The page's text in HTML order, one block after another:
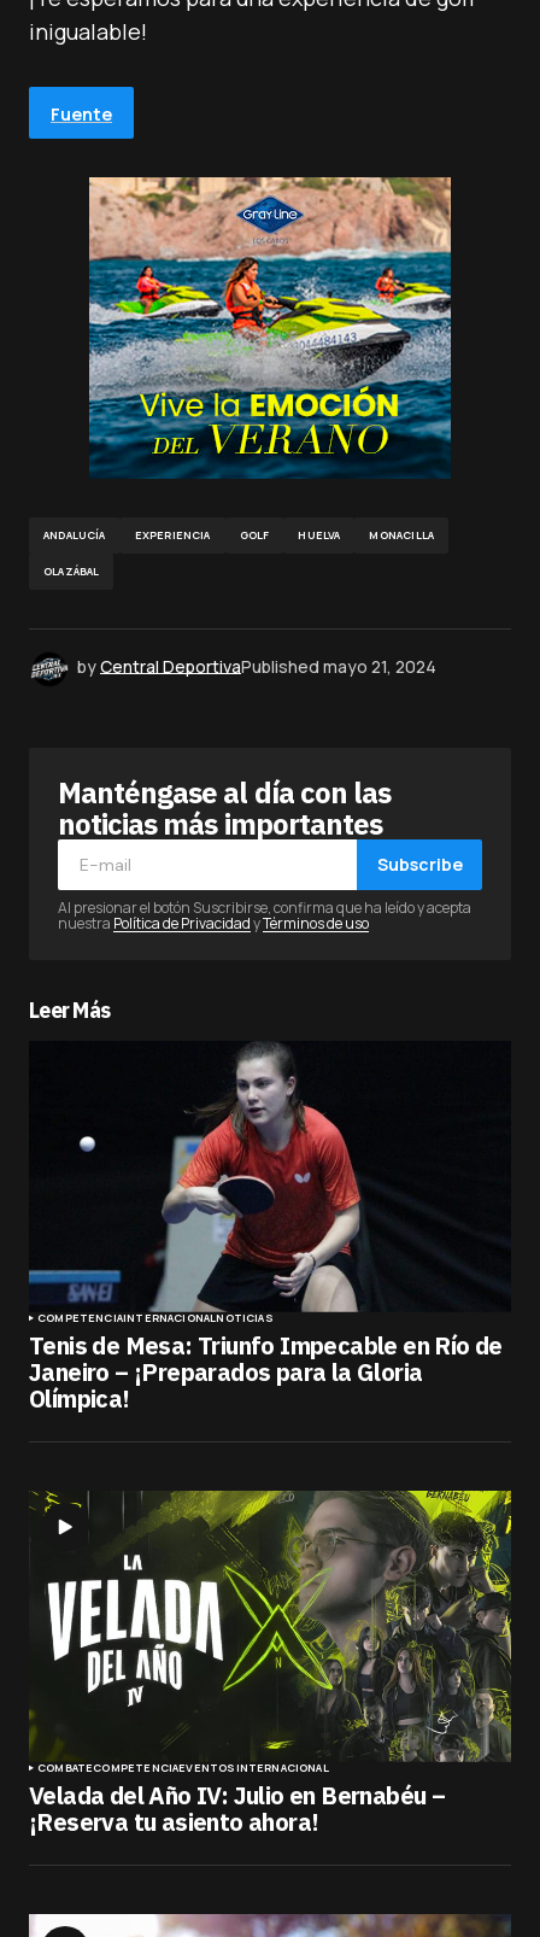
inigualable!
Fuente
ANDALUCÍA EXPERIENCIA GOLF HUELVA MONACILLA
OLAZÁBAL
byCentral DeportivaPublished mayo 21, 2024
Manténgase al día con las
noticias más importantes
Subscribe
Al presionar el botón Suscribirse, confirma que ha leído y acepta
nuestra Política de PrivacidadyTérminos de uso
Leer Más
COMPETENCIAINTERNACIONALNOTICIAS
Tenis de Mesa: Triunfo Impecable en Río de
Janeiro – ¡Preparados para la Gloria
Olímpica!
COMBATECOMPETENCIAEVENTOSINTERNACIONAL
Velada del Año IV: Julio en Bernabéu –
¡Reserva tu asiento ahora!